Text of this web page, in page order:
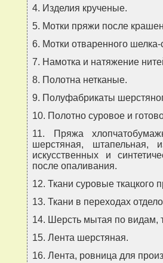
4. Изделия крученые.
5. Мотки пряжи после
6. Мотки отваренного
7. Намотка и натяжение
8. Полотна нетканые.
9. Полуфабрикаты
10. Полотно суровое и
11. Пряжа
шерстяная, штапельная,
искусственных и
после опаливания.
12. Ткани суровые ткацкого
13. Ткани в переходах
14. Шерсть мытая по видам,
15. Лента шерстяная.
16. Лента, ровница для